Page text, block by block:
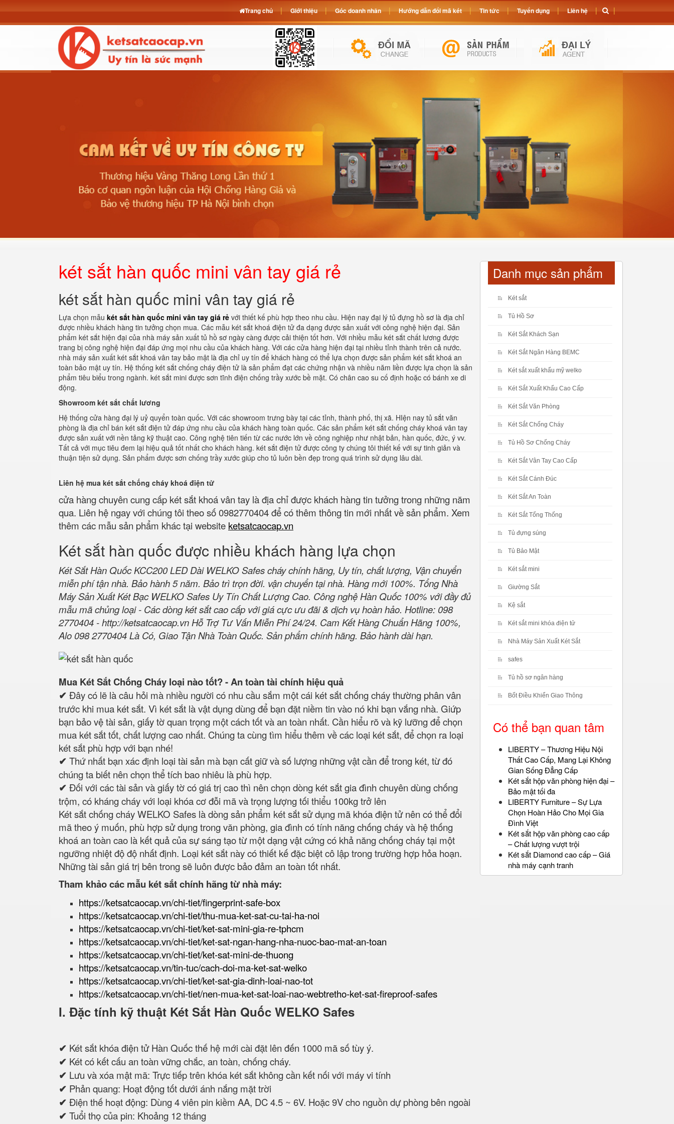
két sắt hàn quốc mini vân tay giá rẻ
két sắt hàn quốc mini vân tay giá rẻ
Lựa chọn mẫu két sắt hàn quốc mini vân tay giá rẻ với thiết kế phù hợp theo nhu cầu. Hiện nay đại lý tủ đựng hồ sơ là địa chỉ
được nhiều khách hàng tin tưởng chọn mua. Các mẫu két sắt khoá điện tử đa dạng được sản xuất với công nghệ hiện đại. Sản
phẩm két sắt hiện đại của nhà máy sản xuất tủ hồ sơ ngày càng được cải thiện tốt hơn. Với nhiều mẫu két sắt chất lương được
trang bị công nghệ hiện đại đáp ứng mọi nhu cầu của khách hàng. Với các cửa hàng hiện đại tại nhiều tỉnh thành trên cả nước.
nhà máy sản xuất két sắt khoá vân tay bảo mật là địa chỉ uy tín để khách hàng có thể lựa chọn được sản phẩm két sắt khoá an
toàn bảo mật uy tín. Hệ thống két sắt chống cháy điện tử là sản phẩm đạt các chứng nhận và nhiều năm liền được lựa chọn là sản
phẩm tiêu biểu trong ngành. két sắt mini được sơn tĩnh điện chống trầy xước bề mặt. Có chân cao su cố định hoặc có bánh xe di
động.
Showroom két sắt chất lương
Hệ thống cửa hàng đại lý uỷ quyển toàn quốc. Với các showroom trưng bày tại các tỉnh, thành phố, thị xã. HIện nay tủ sắt văn
phòng là địa chỉ bán két sắt điện tử đáp ứng nhu cầu của khách hàng toàn quốc. Các sản phẩm két sắt chống cháy khoá vân tay
được sản xuất với nền tảng kỹ thuật cao. Công nghệ tiên tiến từ các nước lớn về công nghiệp như nhật bản, hàn quốc, đức, ý vv.
Tất cả với mục tiêu đem lại hiệu quả tốt nhất cho khách hàng. két sắt điện tử được công ty chúng tôi thiết kế với sự tinh giản và
thuận tiện sử dụng. Sản phẩm được sơn chống trầy xước giúp cho tủ luôn bền đẹp trong quá trình sử dụng lâu dài.
Liên hệ mua két sắt chống cháy khoá điện tử
cửa hàng chuyên cung cấp két sắt khoá vân tay là địa chỉ được khách hàng tin tưởng trong những năm
qua. Liên hệ ngay với chúng tôi theo số 0982770404 để có thêm thông tin mới nhất về sản phẩm. Xem
thêm các mẫu sản phẩm khác tại website ketsatcaocap.vn
Két sắt hàn quốc được nhiều khách hàng lựa chọn
Két Sắt Hàn Quốc KCC200 LED Dài WELKO Safes cháy chính hãng, Uy tín, chất lượng, Vận chuyển
miễn phí tận nhà. Bảo hành 5 năm. Bảo trì trọn đời. vận chuyển tại nhà. Hàng mới 100%. Tổng Nhà
Máy Sản Xuất Két Bạc WELKO Safes Uy Tín Chất Lượng Cao. Công nghệ Hàn Quốc 100% với đầy đủ
mẫu mã chủng loại - Các dòng két sắt cao cấp với giá cực ưu đãi & dịch vụ hoàn hảo. Hotline: 098
2770404 -http://ketsatcaocap.vn Hỗ Trợ Tư Vấn Miễn Phí 24/24. Cam Kết Hàng Chuẩn Hãng 100%,
Alo 098 2770404 Là Có, Giao Tận Nhà Toàn Quốc. Sản phẩm chính hãng. Bảo hành dài hạn.
Mua Két Sắt Chống Cháy loại nào tốt? - An toàn tài chính hiệu quả
✔ Đây có lẽ là câu hỏi mà nhiều người có nhu cầu sắm một cái két sắt chống cháy thường phân vân
trước khi mua két sắt. Vì két sắt là vật dụng dùng để bạn đặt niềm tin vào nó khi bạn vắng nhà. Giứp
bạn bảo vệ tài sản, giấy tờ quan trọng một cách tốt và an toàn nhất. Cần hiểu rõ và kỹ lưỡng để chọn
mua két sắt tốt, chất lượng cao nhất. Chúng ta cùng tìm hiểu thêm về các loại két sắt, để chọn ra loại
két sắt phù hợp với bạn nhé!
✔ Thứ nhất bạn xác định loại tài sản mà bạn cất giữ và số lượng những vật cần để trong két, từ đó
chúng ta biết nên chọn thể tích bao nhiêu là phù hợp.
✔ Đối với các tài sản và giấy tờ có giá trị cao thì nên chọn dòng két sắt gia đình chuyên dùng chống
trộm, có kháng cháy với loại khóa cơ đỗi mã và trọng lượng tối thiểu 100kg trở lên
Két sắt chống cháy WELKO Safes là dòng sản phẩm két sắt sử dụng mã khóa điện tử nên có thể đổi
mã theo ý muốn, phù hợp sử dụng trong văn phòng, gia đình có tính năng chống cháy và hệ thống
khoá an toàn cao là kết quả của sự sáng tạo từ một dạng vật cứng có khả năng chống cháy tại một
ngưỡng nhiệt độ độ nhất định. Loại két sắt này có thiết kế đặc biệt cô lập trong trường hợp hỏa hoạn.
Những tài sản giá trị bên trong sẽ luôn được bảo đảm an toàn tốt nhất.
Tham khảo các mẫu két sắt chính hãng từ nhà máy:
https://ketsatcaocap.vn/chi-tiet/fingerprint-safe-box
https://ketsatcaocap.vn/chi-tiet/thu-mua-ket-sat-cu-tai-ha-noi
https://ketsatcaocap.vn/chi-tiet/ket-sat-mini-gia-re-tphcm
https://ketsatcaocap.vn/chi-tiet/ket-sat-ngan-hang-nha-nuoc-bao-mat-an-toan
https://ketsatcaocap.vn/chi-tiet/ket-sat-mini-de-thuong
https://ketsatcaocap.vn/tin-tuc/cach-doi-ma-ket-sat-welko
https://ketsatcaocap.vn/chi-tiet/ket-sat-gia-dinh-loai-nao-tot
https://ketsatcaocap.vn/chi-tiet/nen-mua-ket-sat-loai-nao-webtretho-ket-sat-fireproof-safes
I. Đặc tính kỹ thuật Két Sắt Hàn Quốc WELKO Safes
✔ Két sắt khóa điện tử Hàn Quốc thế hệ mới cài đặt lên đến 1000 mã số tùy ý.
✔ Két có kết cấu an toàn vững chắc, an toàn, chống cháy.
✔ Lưu và xóa mật mã: Trực tiếp trên khóa két sắt không cần kết nối với máy vi tính
✔ Phản quang: Hoạt động tốt dưới ánh nắng mặt trời
✔ Điện thế hoạt động: Dùng 4 viên pin kiềm AA, DC 4.5 ~ 6V. Hoặc 9V cho nguồn dự phòng bên ngoài
✔ Tuổi thọ của pin: Khoảng 12 tháng
Danh mục sản phẩm
Két sắt
Tủ Hồ Sơ
Két Sắt Khách Sạn
Két Sắt Ngân Hàng BEMC
Két sắt xuất khẩu mỹ welko
Két Sắt Xuất Khẩu Cao Cấp
Két Sắt Văn Phòng
Két Sắt Chống Cháy
Tủ Hồ Sơ Chống Cháy
Két Sắt Vân Tay Cao Cấp
Két Sắt Cánh Đúc
Két Sắt An Toàn
Két Sắt Tổng Thống
Tủ đựng súng
Tủ Bảo Mật
Két sắt mini
Giường Sắt
Kệ sắt
Két sắt mini khóa điện tử
Nhà Máy Sản Xuất Két Sắt
safes
Tủ hồ sơ ngân hàng
Bốt Điều Khiển Giao Thông
Có thể bạn quan tâm
LIBERTY – Thương Hiệu Nội
Thất Cao Cấp, Mang Lại Không
Gian Sống Đẳng Cấp
Két sắt hộp văn phòng hiện đại –
Bảo mật tối đa
LIBERTY Furniture – Sự Lựa
Chọn Hoàn Hảo Cho Mọi Gia
Đình Việt
Két sắt hộp văn phòng cao cấp
– Chất lượng vượt trội
Két sắt Diamond cao cấp – Giá
nhà máy cạnh tranh
Trang chủ Giới thiệu Góc doanh nhân Hướng dẫn đổi mã két Tin tức Tuyển dụng Liên hệ